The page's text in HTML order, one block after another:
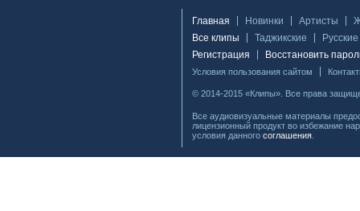
Главная Новинки Артисты
Все клипы
Таджикские
Русские
Регистрация
Восстановить
Условия пользования сайтом
© 2014-2015 «Клипы». Все права
Все аудиовизуальные материалы
лицензионный продукт во избежание
условия данного соглашения